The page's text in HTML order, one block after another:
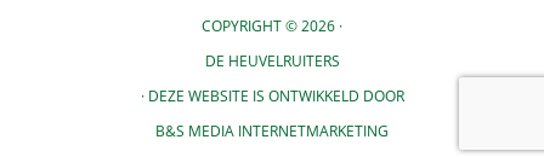
COPYRIGHT © 2026 ·
DE HEUVELRUITERS
· DEZE WEBSITE IS ONTWIKKELD DOOR
B&S MEDIA INTERNETMARKETING